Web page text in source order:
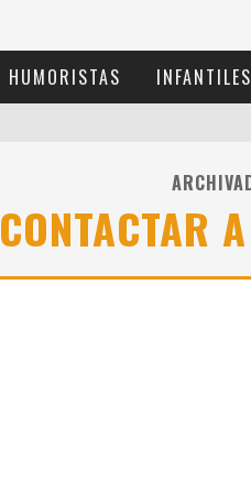
HUMORISTAS INFANTILES
CONTACTAR